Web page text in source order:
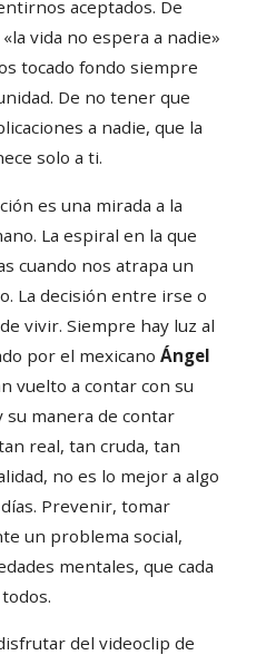
aceptados. De
vida no espera a nadie»
tocado fondo siempre
De no tener que
a nadie, que la
solo a ti.
es una mirada a la
La espiral en la que
cuando nos atrapa un
La decisión entre irse o
vivir. Siempre hay luz al
por el mexicano Ángel
vuelto a contar con su
manera de contar
real, tan cruda, tan
no es lo mejor a algo
Prevenir, tomar
un problema social,
mentales, que cada
del videoclip de